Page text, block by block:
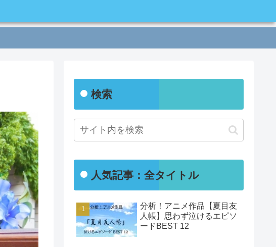
検索
人気記事：全タイトル
分析！アニメ作品【夏目友
人帳】思わず泣けるエピソ
ードBEST 12